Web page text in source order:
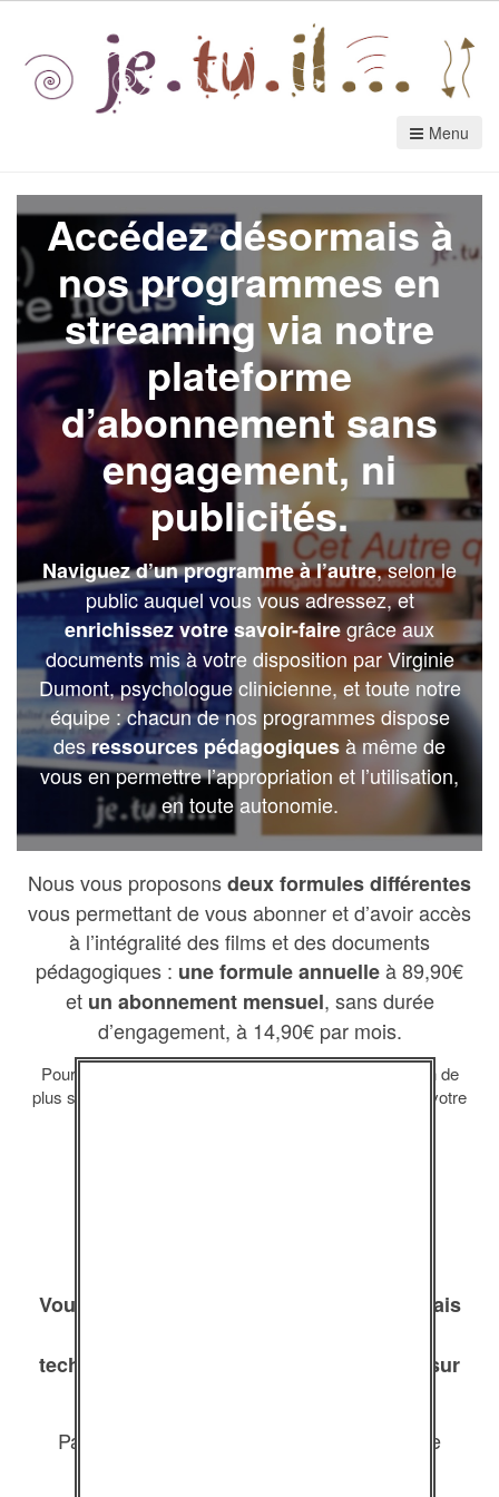
Menu
Accédez désormais à
nos programmes en
streaming via notre
plateforme
d’abonnement sans
engagement, ni
publicités.
Naviguez d’un programme à l’autre, selon le
public auquel vous vous adressez, et
enrichissez votre savoir-fairegrâce aux
documents mis à votre disposition par Virginie
Dumont, psychologue clinicienne, et toute notre
équipe : chacun de nos programmes dispose
desressources pédagogiquesà même de
vous en permettre l’appropriation et l’utilisation,
en toute autonomie.
Nous vous proposonsdeux formules différentes
vous permettant de vous abonner et d’avoir accès
à l’intégralité des films et des documents
pédagogiques : une formule annuelleà 89,90€
et un abonnement mensuel, sans durée
d’engagement, à 14,90€ par mois.
Pour souscrire un abonnement par carte bancaire, rien de
plus simple ! Suivez les liens ci-dessous et profitez de votre
Vous souhaitez un abonnement annuel mais
techniquement, souscrire à un paiement sur
Pas de problème : écrivez-nous à l’adresse